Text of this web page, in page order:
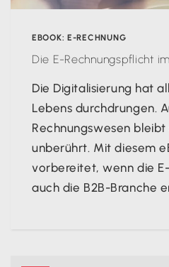
EBOOK: E-RECHNUNG
Die E-Rechnungspflicht
Die Digitalisierung hat
Lebens durchdrungen.
Rechnungswesen
unberührt. Mit diesem
vorbereitet, wenn die
auch die B2B-Branche